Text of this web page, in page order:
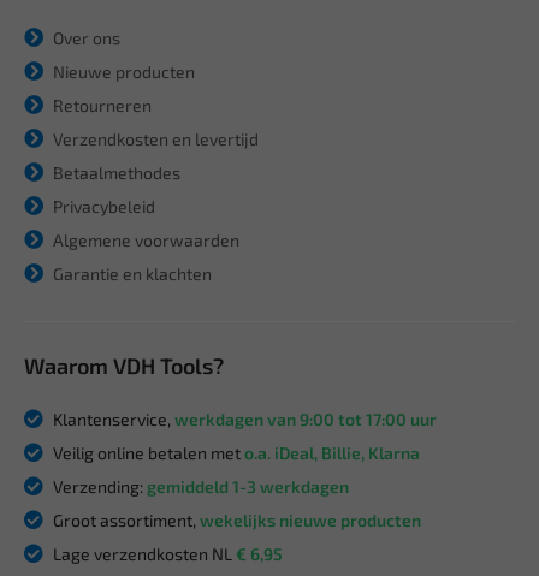
Over ons
Nieuwe producten
Retourneren
Verzendkosten en levertijd
Betaalmethodes
Privacybeleid
Algemene voorwaarden
Garantie en klachten
Waarom VDH Tools?
Klantenservice, werkdagen van 9:00 tot 17:00 uur
Veilig online betalen meto.a. iDeal, Billie, Klarna
Verzending: gemiddeld 1-3 werkdagen
Groot assortiment, wekelijks nieuwe producten
Lage verzendkosten NL € 6,95